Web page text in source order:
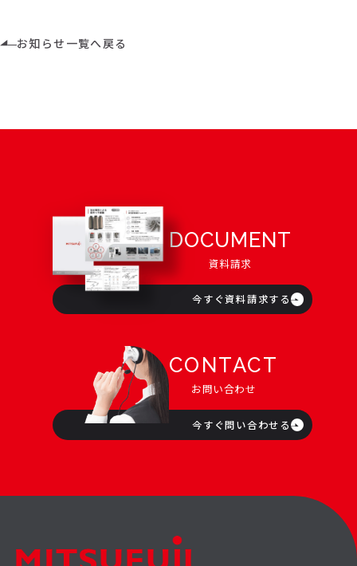
お知らせ一覧へ戻る
DOCUMENT
資料請求
今すぐ資料請求する
CONTACT
お問い合わせ
今すぐ問い合わせる